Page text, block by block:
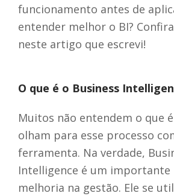
funcionamento antes de
entender melhor o BI?
neste artigo que escrevi!
O que é o Business
Muitos não entendem o que
olham para esse processo
ferramenta. Na verdade,
Intelligence é um importante
melhoria na gestão. Ele se